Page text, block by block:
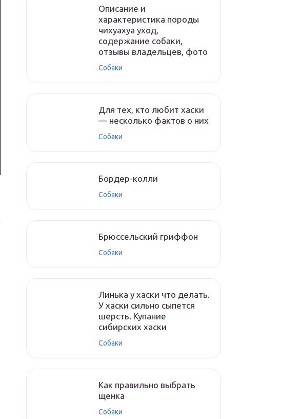
Описание и
характеристика породы
чихуахуа уход,
содержание собаки,
отзывы владельцев, фото
Собаки
Для тех, кто любит хаски
— несколько фактов о них
Собаки
Бордер-колли
Собаки
Брюссельский гриффон
Собаки
Линька у хаски что делать.
У хаски сильно сыпется
шерсть. Купание
сибирских хаски
Собаки
Как правильно выбрать
щенка
Собаки